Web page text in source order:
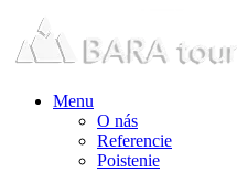
Menu
O nás
Referencie
Poistenie